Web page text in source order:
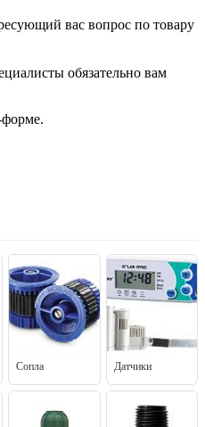
вас вопрос по товару
обязательно вам
форме.
Сопла Датчики